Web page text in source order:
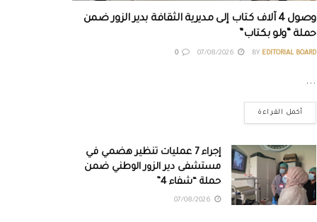
وصول 4 آلاف كتاب إلى مديرية الثقافة بدير الزور ضمن
حملة “ولو بكتاب”
BY EDITORIAL BOARD
0
...
أكمل القراءة
إجراء 7 عمليات تنظير هضمي في
مستشفى دير الزور الوطني ضمن
حملة “شفاء 4”